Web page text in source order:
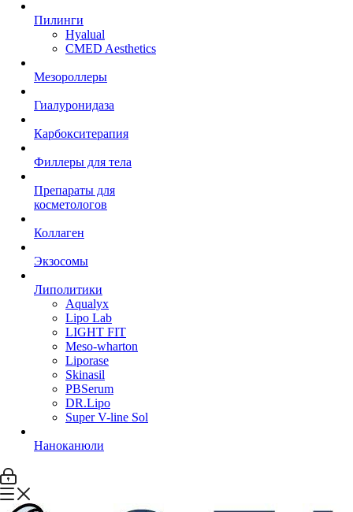
Пилинги
Hyalual
CMED Aesthetics
Мезороллеры
Гиалуронидаза
Карбокситерапия
Филлеры для тела
Препараты для
косметологов
Коллаген
Экзосомы
Липолитики
Aqualyx
Lipo Lab
LIGHT FIT
Meso-wharton
Liporase
Skinasil
PBSerum
DR.Lipo
Super V-line Sol
Наноканюли